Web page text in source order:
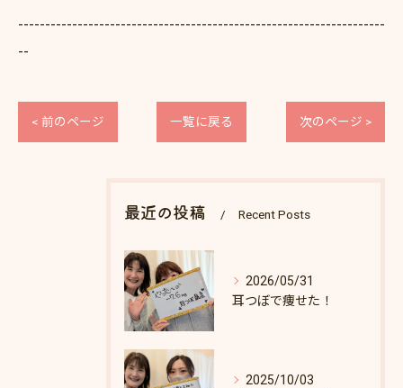
--------------------------------------------------------------------
--
< 前のページ 一覧に戻る 次のページ >
最近の投稿 Recent Posts
2026/05/31
耳つぼで痩せた！
2025/10/03